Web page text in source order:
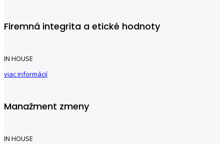
Firemná integrita a etické hodnoty
IN HOUSE
viac informácií
Manažment zmeny
IN HOUSE